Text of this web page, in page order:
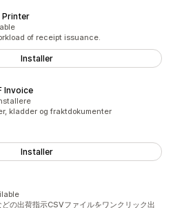
Printer
of receipt issuance.
Installer
Invoice
kladder og fraktdokumenter
Installer
の出荷指示CSVファイルをワンクリック出